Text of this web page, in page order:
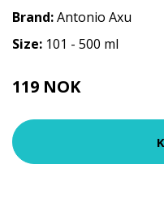
Brand:Antonio Axu
Size: 101 - 500 ml
119 NOK